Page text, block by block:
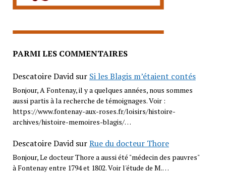
PARMI LES COMMENTAIRES
Descatoire Davidsur Si les Blagis m’étaient contés
Bonjour, A Fontenay, il y a quelques années, nous sommes
aussi partis à la recherche de témoignages. Voir :
https://www.fontenay-aux-roses.fr/loisirs/histoire-
archives/histoire-memoires-blagis/…
Descatoire DavidsurRue du docteur Thore
Bonjour, Le docteur Thore a aussi été "médecin des pauvres"
à Fontenay entre 1794 et 1802. Voir l'étude de M.…